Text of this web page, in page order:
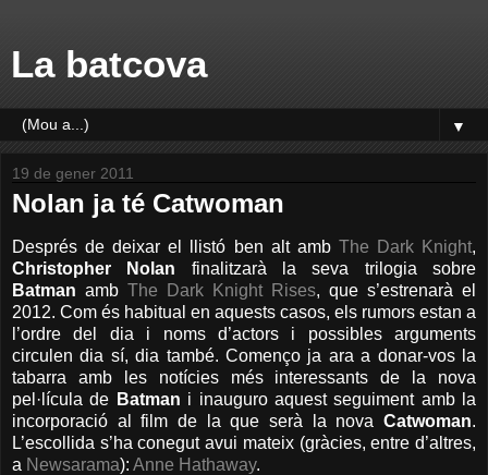
La batcova
▼
19 de gener 2011
Nolan ja té Catwoman
Després de deixar el llistó ben alt amb The Dark Knight,
Christopher Nolan finalitzarà la seva trilogia sobre
Batman amb The Dark Knight Rises, que s’estrenarà el
2012. Com és habitual en aquests casos, els rumors estan a
l’ordre del dia i noms d’actors i possibles arguments
circulen dia sí, dia també. Començo ja ara a donar-vos la
tabarra amb les notícies més interessants de la nova
pel·lícula de Batman i inauguro aquest seguiment amb la
incorporació al film de la que serà la nova Catwoman.
L’escollida s’ha conegut avui mateix (gràcies, entre d’altres,
a Newsarama): Anne Hathaway.